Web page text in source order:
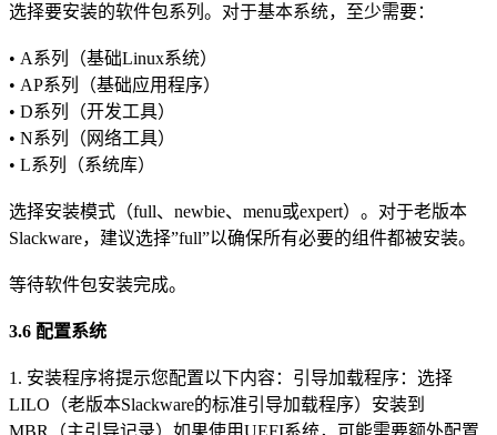
选择要安装的软件包系列。对于基本系统，至少需要：
• A系列（基础Linux系统）
• AP系列（基础应用程序）
• D系列（开发工具）
• N系列（网络工具）
• L系列（系统库）
选择安装模式（full、newbie、menu或expert）。对于老版本
Slackware，建议选择”full”以确保所有必要的组件都被安装。
等待软件包安装完成。
3.6 配置系统
1. 安装程序将提示您配置以下内容：引导加载程序：选择
LILO（老版本Slackware的标准引导加载程序）安装到
MBR（主引导记录）如果使用UEFI系统，可能需要额外配置